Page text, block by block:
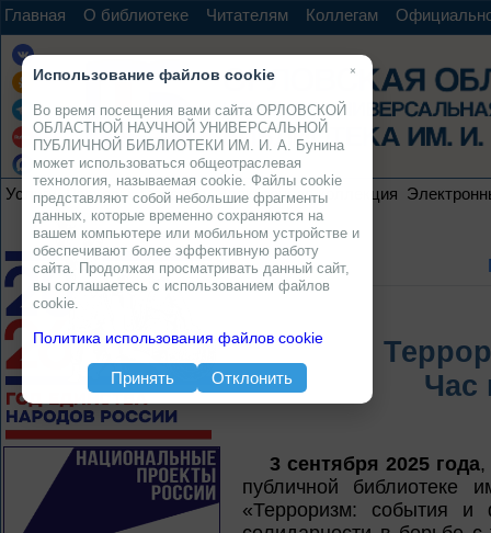
Главная О библиотеке Читателям Коллегам
Услуги Ресурсы Проекты Электронная коллекция
Час
3 сентября 2025 года,
публичной
«Терроризм: события
×
Использование файлов cookie
Во время посещения вами сайта ОРЛОВСКОЙ
ОБЛАСТНОЙ НАУЧНОЙ УНИВЕРСАЛЬНОЙ
ПУБЛИЧНОЙ БИБЛИОТЕКИ ИМ. И. А. Бунина
может использоваться общеотраслевая
технология, называемая cookie. Файлы cookie
представляют собой небольшие фрагменты
данных, которые временно сохраняются на
вашем компьютере или мобильном устройстве и
обеспечивают более эффективную работу
сайта. Продолжая просматривать данный сайт,
вы соглашаетесь с использованием файлов
cookie.
Политика использования файлов cookie
Принять Отклонить